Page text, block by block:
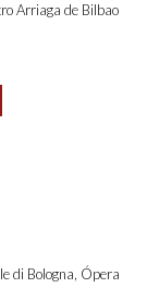
Arriaga de Bilbao
di Bologna, Ópera